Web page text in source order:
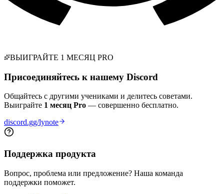
ВЫИГРАЙТЕ 1 МЕСЯЦ PRO
Присоединяйтесь к нашему Discord
Общайтесь с другими учениками и делитесь советами.
Выиграйте 1 месяц Pro — совершенно бесплатно.
discord.gg/lynote
Поддержка продукта
Вопрос, проблема или предложение? Наша команда
поддержки поможет.